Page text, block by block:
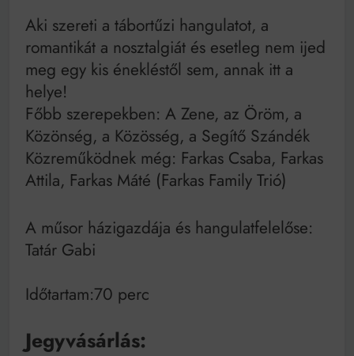
Aki szereti a tábortűzi hangulatot, a
romantikát a nosztalgiát és esetleg nem ijed
meg egy kis énekléstől sem, annak itt a
helye!
Főbb szerepekben: A Zene, az Öröm, a
Közönség, a Közösség, a Segítő Szándék
Közreműködnek még: Farkas Csaba, Farkas
Attila, Farkas Máté (Farkas Family Trió)
A műsor házigazdája és hangulatfelelőse:
Tatár Gabi
Időtartam:70 perc
Jegyvásárlás: